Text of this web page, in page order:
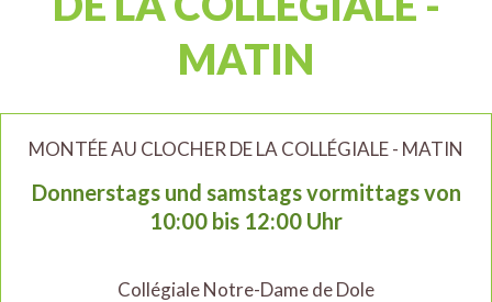
MATIN
MONTÉE AU CLOCHER DE LA COLLÉGIALE - MATIN
Donnerstags und samstags vormittags von
10:00 bis 12:00 Uhr
Collégiale Notre-Dame de Dole